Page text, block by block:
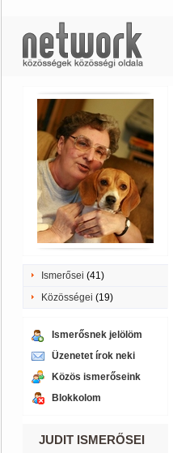
Ismerősei (41)
Közösségei (19)
Ismerősnek jelölöm
Üzenetet írok neki
Közös ismerőseink
Blokkolom
JUDIT ISMERŐSEI